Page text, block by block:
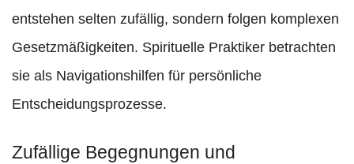
entstehen selten zufällig, sondern folgen komplexen
Gesetzmäßigkeiten. Spirituelle Praktiker betrachten
sie als Navigationshilfen für persönliche
Entscheidungsprozesse.
Zufällige Begegnungen und